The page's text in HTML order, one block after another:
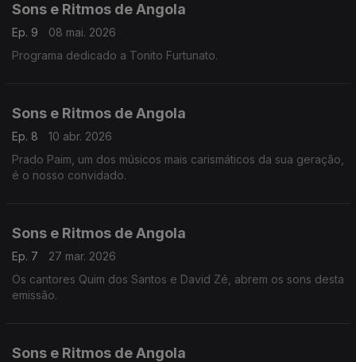
Sons e Ritmos de Angola
Ep. 9
08 mai. 2026
Programa dedicado a Tonito Furtunato.
Sons e Ritmos de Angola
Ep. 8
10 abr. 2026
Prado Paim, um dos músicos mais carismáticos da sua geração,
é o nosso convidado.
Sons e Ritmos de Angola
Ep. 7
27 mar. 2026
Os cantores Quim dos Santos e David Zé, abrem os sons desta
emissão.
Sons e Ritmos de Angola